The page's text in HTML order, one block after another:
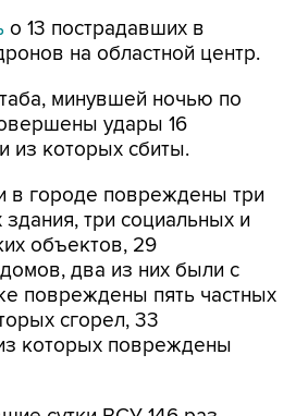
минувшей ночью по
из которых сбиты.
в городе повреждены три
объектов, 29
два из них были с
повреждены пять частных
сгорел, 33
которых повреждены
сутки ВСУ 146 раз